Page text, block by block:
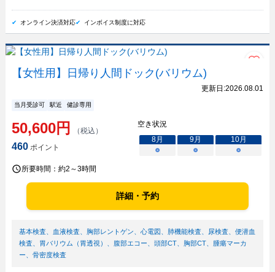
オンライン決済対応 インボイス制度に対応
【女性用】日帰り人間ドック(バリウム)
更新日:2026.08.01
当月受診可 駅近 健診専用
50,600円 （税込）
460ポイント
空き状況
8月 9月 10月
○
○ ○
所要時間： 約2～3時間
詳細・予約
基本検査、 血液検査、 胸部レントゲン 心電図 肺機能検査、 尿検査、 便潜血
検査、 胃バリウム（胃透視） 腹部エコー 頭部CT、 胸部CT、
腫瘍マーカ
ー
骨密度検査